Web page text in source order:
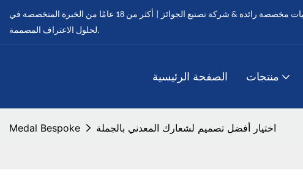
ميدالية مخصصة - ميداليات مخصصة رائدة & شركة تصنيع الجوائز | أكثر من 18 عامًا من الخبرة المتخصصة في OEM & خدمات ODM
لحلول الاعتراف المصممة.
الصفحة الرئيسية منتجات
Medal Bespoke اختيار أفضل تصميم لشعارك المعدني بالجملة